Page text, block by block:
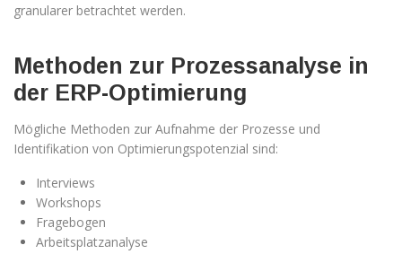
granularer betrachtet werden.
Methoden zur Prozessanalyse in
der ERP-Optimierung
Mögliche Methoden zur Aufnahme der Prozesse und
Identifikation von Optimierungspotenzial sind:
Interviews
Workshops
Fragebogen
Arbeitsplatzanalyse